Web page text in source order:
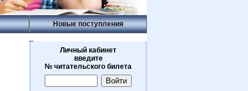
Новые поступления
Личный кабинет
введите
№ читательского билета